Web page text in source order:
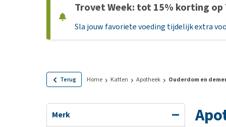
Hondenbrokken
Natvoer
Graanvrij
Glutenvrij
Vlooien en teken
Ontworming
Probiotica en
Medische
Trovet Week: tot 15% korting
Sla jouw favoriete voeding tijdelijk extra
Terug Home Katten Apotheek Ouderdom en
Merk